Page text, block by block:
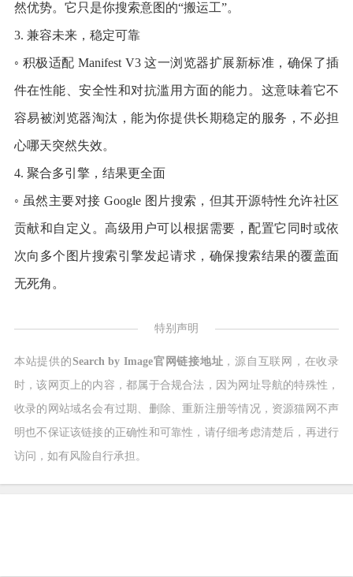
然优势。它只是你搜索意图的“搬运工”。
3. 兼容未来，稳定可靠
◦ 积极适配 Manifest V3 这一浏览器扩展新标准，确保了插
件在性能、安全性和对抗滥用方面的能力。这意味着它不
容易被浏览器淘汰，能为你提供长期稳定的服务，不必担
心哪天突然失效。
4. 聚合多引擎，结果更全面
◦ 虽然主要对接 Google 图片搜索，但其开源特性允许社区
贡献和自定义。高级用户可以根据需要，配置它同时或依
次向多个图片搜索引擎发起请求，确保搜索结果的覆盖面
无死角。
特别声明
本站提供的Search by Image官网链接地址 ，源自互联网，在收录
时，该网页上的内容，都属于合规合法，因为网址导航的特殊性，
收录的网站域名会有过期、删除、重新注册等情况，资源猫网不声
明也不保证该链接的正确性和可靠性，请仔细考虑清楚后，再进行
访问，如有风险自行承担。